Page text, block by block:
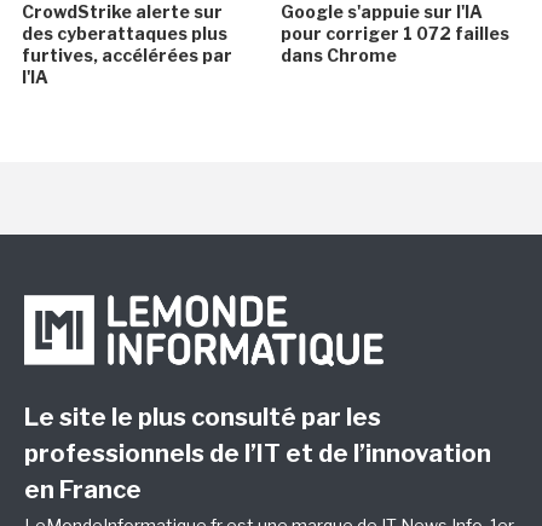
CrowdStrike alerte sur
des cyberattaques plus
furtives, accélérées par
l'IA
Google s'appuie sur l'IA
pour corriger 1 072 failles
dans Chrome
Le site le plus consulté par les
professionnels de l’IT et de l’innovation
en France